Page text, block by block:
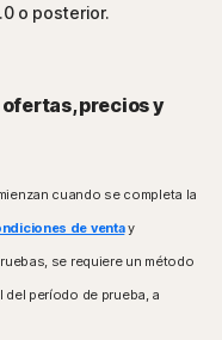
o posterior.
precios y
cuando se completa la
de ventay
se requiere un método
período de prueba, a